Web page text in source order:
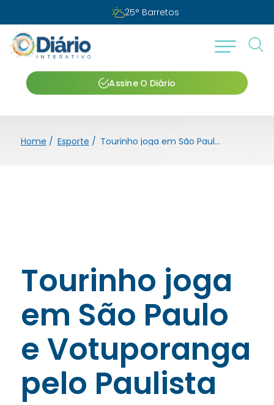
Barretos
Assine O Diário
Home / Esporte / Tourinho joga em São Paulo e Votuporanga pelo Paulista
Tourinho joga
em São Paulo
e Votuporanga
pelo Paulista